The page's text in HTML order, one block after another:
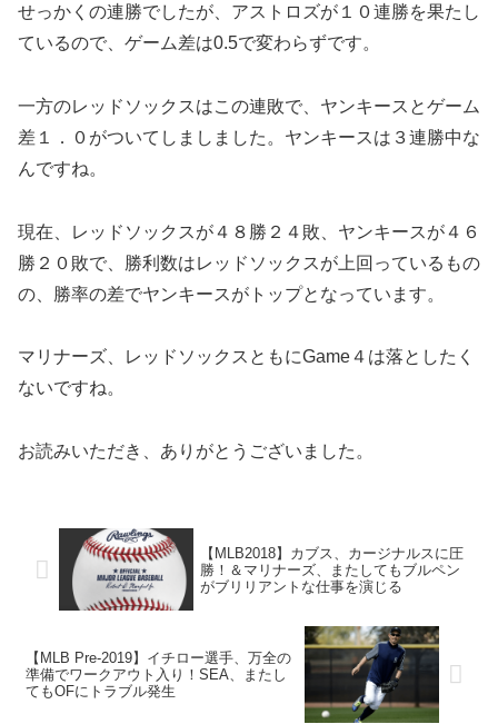
せっかくの連勝でしたが、アストロズが１０連勝を果たし
ているので、ゲーム差は0.5で変わらずです。
一方のレッドソックスはこの連敗で、ヤンキースとゲーム
差１．０がついてしましました。ヤンキースは３連勝中な
んですね。
現在、レッドソックスが４８勝２４敗、ヤンキースが４６
勝２０敗で、勝利数はレッドソックスが上回っているもの
の、勝率の差でヤンキースがトップとなっています。
マリナーズ、レッドソックスともにGame４は落としたく
ないですね。
お読みいただき、ありがとうございました。
【MLB2018】カブス、カージナルスに圧
勝！＆マリナーズ、またしてもブルペン
がブリリアントな仕事を演じる
【MLB Pre-2019】イチロー選手、万全の
準備でワークアウト入り！SEA、またし
てもOFにトラブル発生